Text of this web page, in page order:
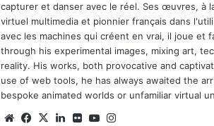
capturer et danser avec le réel. Ses œuvres, à
virtuel multimedia et pionnier français dans
avec les machines qui créent en vrai, il joue et
through his experimental images, mixing art,
reality. His works, both provocative and
use of web tools, he has always awaited the
bespoke animated worlds or unfamiliar virtual
We Fa
X
Lin Fli Yo